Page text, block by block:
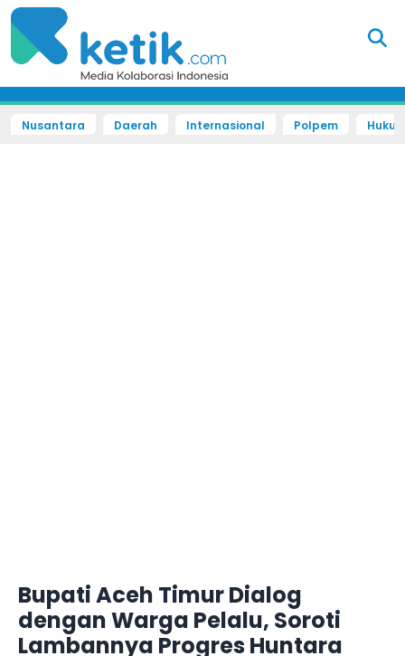
Nusantara Daerah Internasional Polpem
Bupati Aceh Timur Dialog
dengan Warga Pelalu, Soroti
Lambannya Progres Huntara